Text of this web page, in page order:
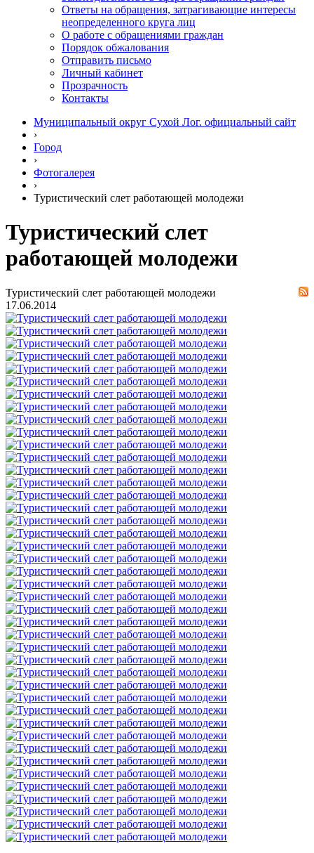
Ответы на обращения, затрагивающие интересы
неопределенного круга лиц
О работе с обращениями граждан
Порядок обжалования
Отправить письмо
Личный кабинет
Прозрачность
Контакты
Муниципальный округ Сухой Лог. официальный сайт
›
Город
›
Фотогалерея
›
Туристический слет работающей молодежи
Туристический слет
работающей молодежи
Туристический слет работающей молодежи
17.06.2014